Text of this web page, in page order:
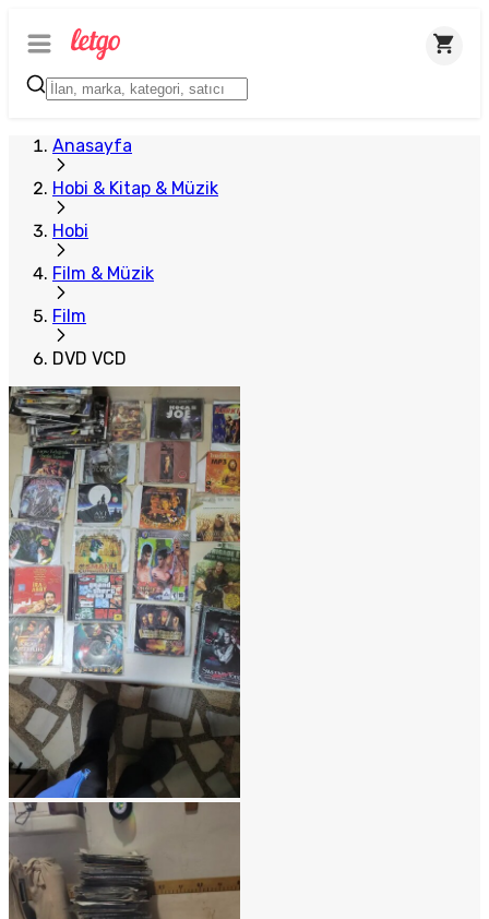
Anasayfa
Hobi & Kitap & Müzik
Hobi
Film & Müzik
Film
DVD VCD